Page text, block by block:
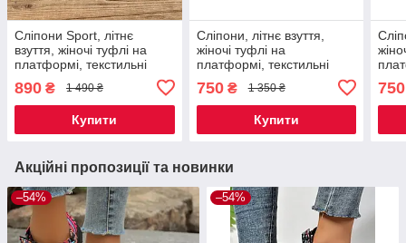
Сліпони Sport, літнє
взуття, жіночі туфлі на
платформі, текстильні
мокасини розмір 41, сірі
Код 00-0723
890 ₴ 1 490 ₴
Купити
Сліпони, літнє взуття,
жіночі туфлі на
платформі, текстильні
мокасини розмір 37, сірі
Код 68-0012
750₴ 1 350 ₴
Купити
Код
750
Акційні пропозиції та новинки
–54% –54%